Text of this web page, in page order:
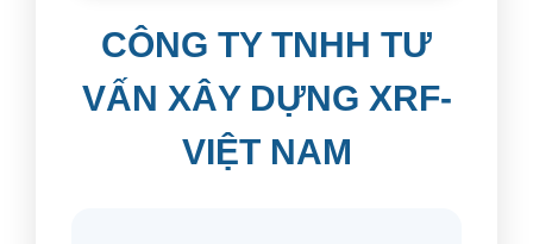
CÔNG TY TNHH TƯ
VẤN XÂY DỰNG XRF-
VIỆT NAM